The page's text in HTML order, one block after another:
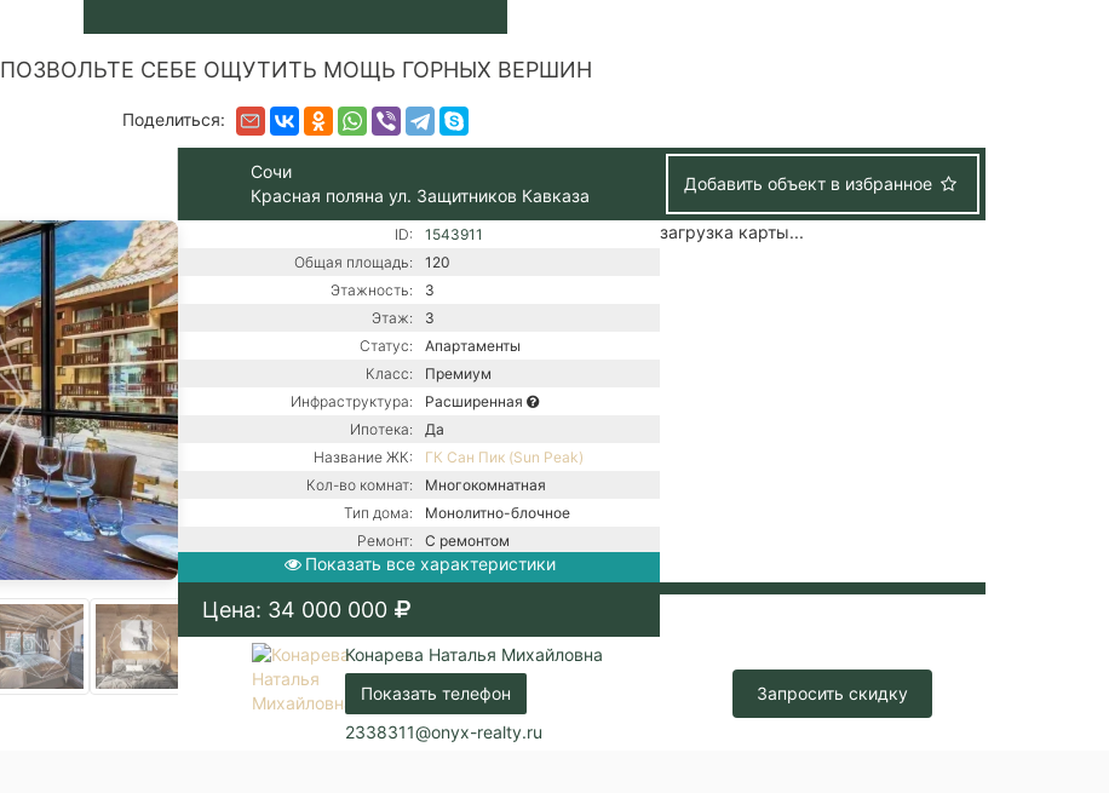
ПОЗВОЛЬТЕ СЕБЕ ОЩУТИТЬ МОЩЬ ГОРНЫХ ВЕРШИН
Поделиться:
Сочи
Красная поляна ул. Защитников Кавказа
Добавить объект в избранное
ID:
1543911
Общая площадь:
120
Этажность:
3
Этаж:
3
Статус:
Апартаменты
Класс:
Премиум
Инфраструктура:
Расширенная
Ипотека:
Да
Название ЖК:
ГК Сан Пик (Sun Peak)
Кол-во комнат:
Многокомнатная
Тип дома:
Монолитно-блочное
Ремонт:
С ремонтом
Газовый котел / Центральная
Показать все характеристики
загрузка карты...
Цена: 34 000 000
Конарева Наталья Михайловна
Показать телефон
2338311@onyx-realty.ru
Запросить скидку